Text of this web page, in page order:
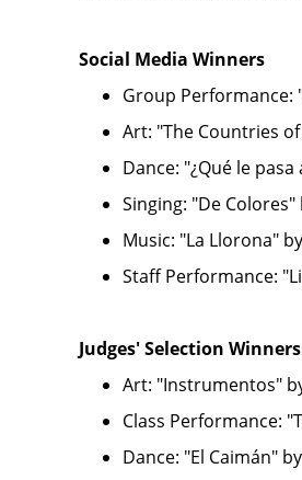
Social Media Winners
Group Performance:
Art: "The Countries
Dance: "¿Qué le
Singing: "De
Music: "La Llorona"
Staff Performance:
Judges' Selection Winners
Art: "Instrumentos"
Class Performance:
Dance: "El Caimán"